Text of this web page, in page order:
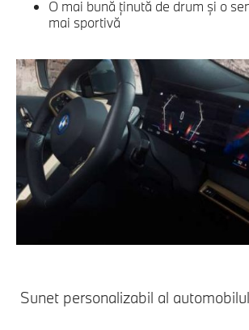
O mai bună ţinută de drum şi o
mai sportivă
Sunet personalizabil al